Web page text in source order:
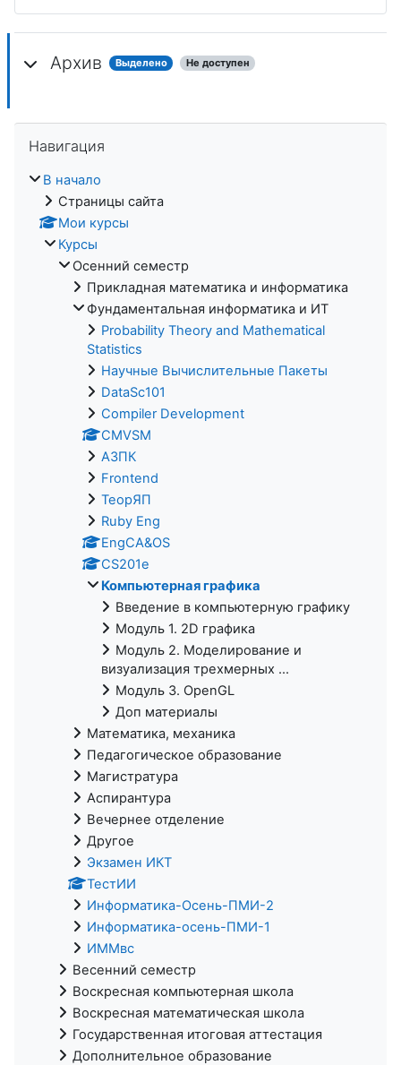
Архив Выделено Не доступен
Навигация
В начало
Страницы сайта
Мои курсы
Курсы
Осенний семестр
Прикладная математика и информатика
Фундаментальная информатика и ИТ
Probability Theory and Mathematical
Statistics
Научные Вычислительные Пакеты
DataSc101
Compiler Development
CMVSM
АЗПК
Frontend
ТеорЯП
Ruby Eng
EngCA&OS
CS201e
Компьютерная графика
Введение в компьютерную графику
Модуль 1. 2D графика
Модуль 2. Моделирование и
визуализация трехмерных ...
Модуль 3. OpenGL
Доп материалы
Математика, механика
Педагогическое образование
Магистратура
Аспирантура
Вечернее отделение
Другое
Экзамен ИКТ
ТестИИ
Информатика-Осень-ПМИ-2
Информатика-осень-ПМИ-1
ИММвс
Весенний семестр
Воскресная компьютерная школа
Воскресная математическая школа
Государственная итоговая аттестация
Дополнительное образование